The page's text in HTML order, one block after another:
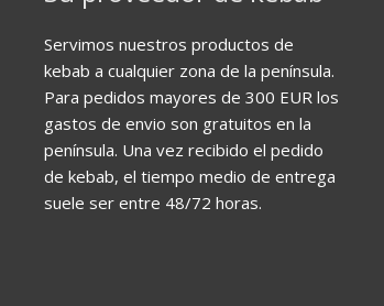
Servimos nuestros productos de
kebab a cualquier zona de la península.
Para pedidos mayores de 300 EUR los
gastos de envio son gratuitos en la
península. Una vez recibido el pedido
de kebab, el tiempo medio de entrega
suele ser entre 48/72 horas.